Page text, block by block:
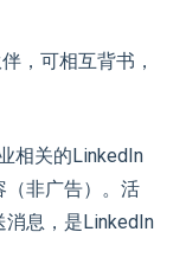
，可相互背书，
相关的LinkedIn
（非广告）。活
息，是LinkedIn